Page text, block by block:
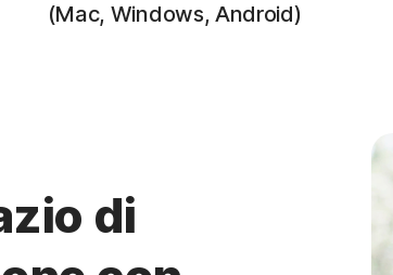
(Mac, Windows, Android)
di